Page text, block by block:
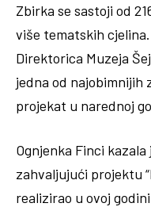
Zbirka se sastoji od
više tematskih cjelina.
Direktorica Muzeja
jedna od najobimnijih
projekat u narednoj
Ognjenka Finci
zahvaljujući projektu
realizirao u ovoj